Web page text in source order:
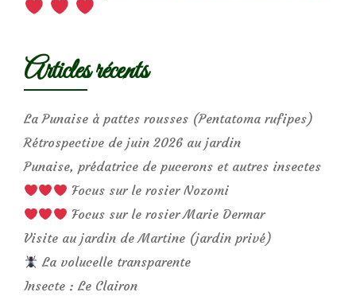
Articles récents
La Punaise à pattes rousses (Pentatoma rufipes)
Rétrospective de juin 2026 au jardin
Punaise, prédatrice de pucerons et autres insectes
Focus sur le rosier Nozomi
Focus sur le rosier Marie Dermar
Visite au jardin de Martine (jardin privé)
La volucelle transparente
Insecte : Le Clairon